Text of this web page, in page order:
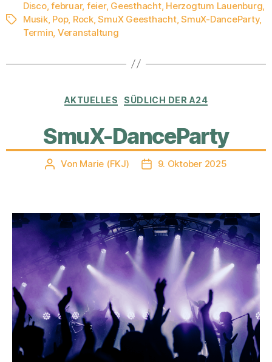
Schlagwörter
Disco,februar, feier, Geesthacht, Herzogtum Lauenburg,
Musik, Pop, Rock,SmuX Geesthacht,SmuX-DanceParty,
Termin, Veranstaltung
Kategorien
AKTUELLES SÜDLICH DER A24
SmuX-DanceParty
Beitragsautor
Von Marie (FKJ) Veröffentlichungsdatum
9. Oktober 2025